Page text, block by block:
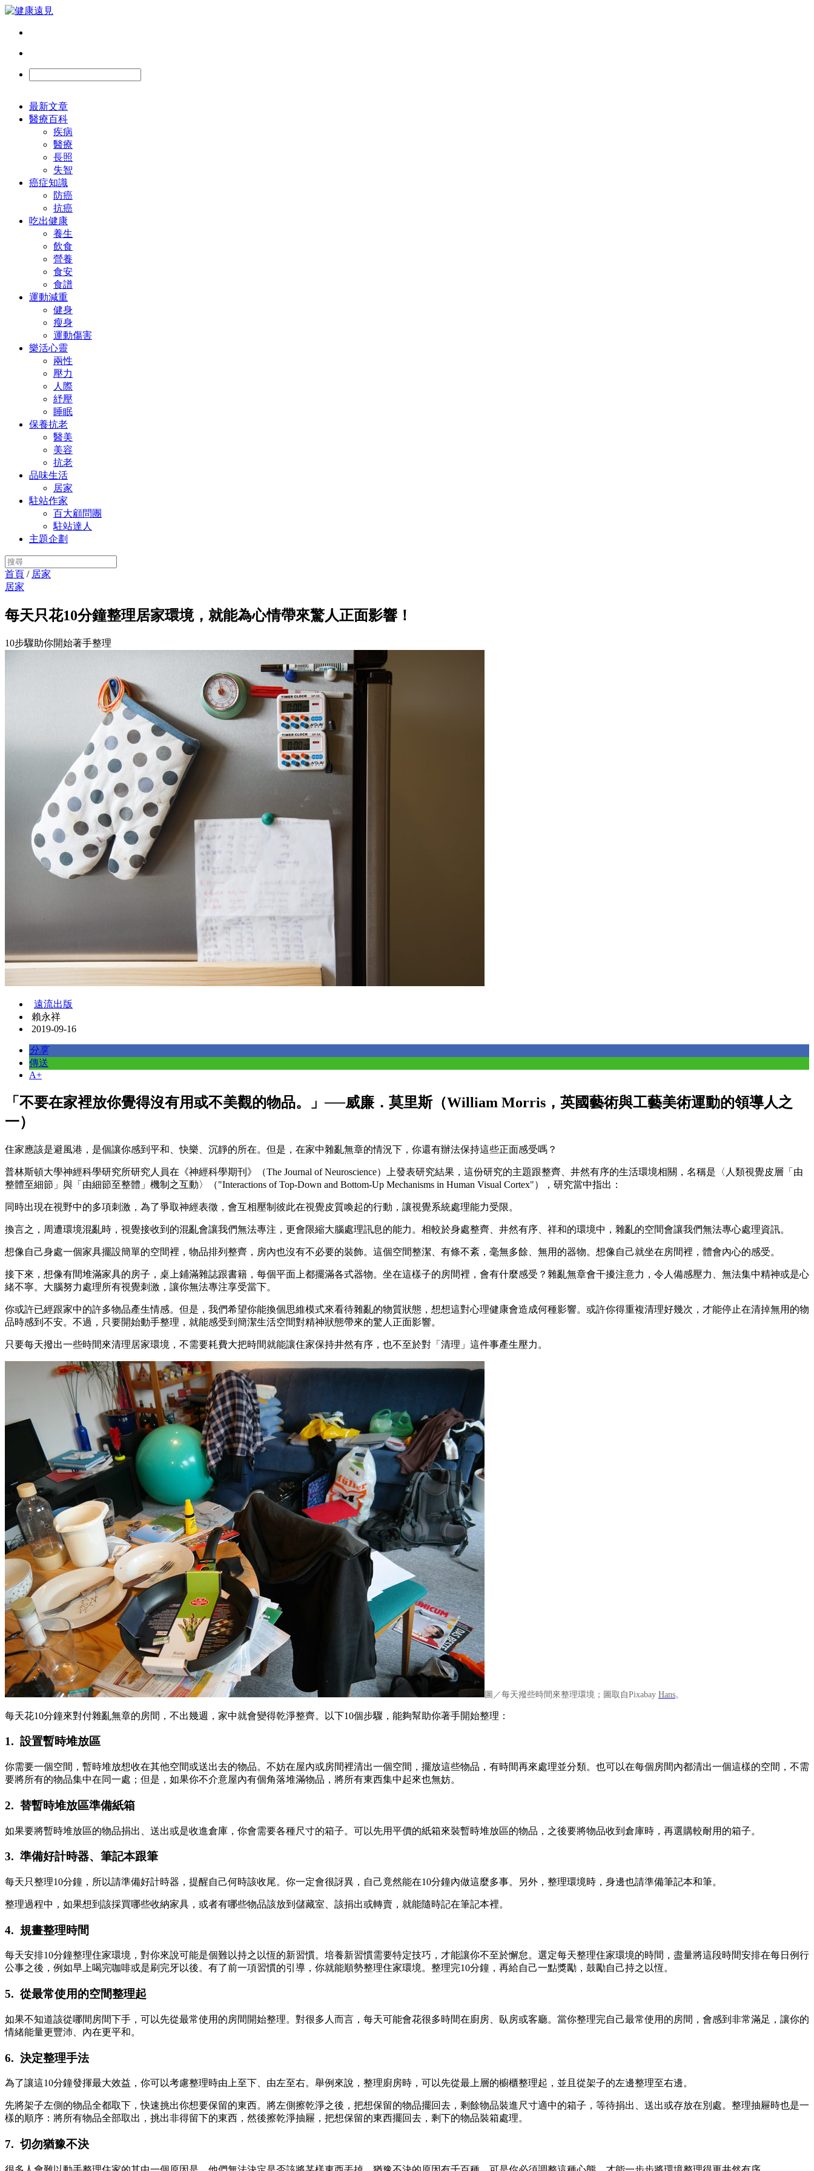
最新文章
醫療百科
疾病
醫療
長照
失智
癌症知識
防癌
抗癌
吃出健康
養生
飲食
營養
食安
食譜
運動減重
健身
瘦身
運動傷害
樂活心靈
兩性
壓力
人際
紓壓
睡眠
保養抗老
醫美
美容
抗老
品味生活
居家
駐站作家
百大顧問團
駐站達人
主題企劃
首頁 / 居家
居家
每天只花10分鐘整理居家環境，就能為心情帶來驚人正面影響！
10步驟助你開始著手整理
遠流出版
賴永祥
2019-09-16
分享
傳送
A+
「不要在家裡放你覺得沒有用或不美觀的物品。」──威廉．莫里斯（William Morris，英國藝術與工藝美術運動的領導人之
一）
住家應該是避風港，是個讓你感到平和、快樂、沉靜的所在。但是，在家中雜亂無章的情況下，你還有辦法保持這些正面感受嗎？
普林斯頓大學神經科學研究所研究人員在《神經科學期刊》（The Journal of Neuroscience）上發表研究結果，這份研究的主題跟整齊、井然有序的生活環境相關，名稱是〈人類視覺皮層「由
整體至細節」與「由細節至整體」機制之互動〉（"Interactions of Top-Down and Bottom-Up Mechanisms in Human Visual Cortex"），研究當中指出：
同時出現在視野中的多項刺激，為了爭取神經表徵，會互相壓制彼此在視覺皮質喚起的行動，讓視覺系統處理能力受限。
換言之，周遭環境混亂時，視覺接收到的混亂會讓我們無法專注，更會限縮大腦處理訊息的能力。相較於身處整齊、井然有序、祥和的環境中，雜亂的空間會讓我們無法專心處理資訊。
想像自己身處一個家具擺設簡單的空間裡，物品排列整齊，房內也沒有不必要的裝飾。這個空間整潔、有條不紊，毫無多餘、無用的器物。想像自己就坐在房間裡，體會內心的感受。
接下來，想像有間堆滿家具的房子，桌上鋪滿雜誌跟書籍，每個平面上都擺滿各式器物。坐在這樣子的房間裡，會有什麼感受？雜亂無章會干擾注意力，令人備感壓力、無法集中精神或是心
緒不寧。大腦努力處理所有視覺刺激，讓你無法專注享受當下。
你或許已經跟家中的許多物品產生情感。但是，我們希望你能換個思維模式來看待雜亂的物質狀態，想想這對心理健康會造成何種影響。或許你得重複清理好幾次，才能停止在清掉無用的物
品時感到不安。不過，只要開始動手整理，就能感受到簡潔生活空間對精神狀態帶來的驚人正面影響。
只要每天撥出一些時間來清理居家環境，不需要耗費大把時間就能讓住家保持井然有序，也不至於對「清理」這件事產生壓力。
圖／每天撥些時間來整理環境；圖取自Pixabay Hans。
每天花10分鐘來對付雜亂無章的房間，不出幾週，家中就會變得乾淨整齊。以下10個步驟，能夠幫助你著手開始整理：
1. 設置暫時堆放區
你需要一個空間，暫時堆放想收在其他空間或送出去的物品。不妨在屋內或房間裡清出一個空間，擺放這些物品，有時間再來處理並分類。也可以在每個房間內都清出一個這樣的空間，不需
要將所有的物品集中在同一處；但是，如果你不介意屋內有個角落堆滿物品，將所有東西集中起來也無妨。
2. 替暫時堆放區準備紙箱
如果要將暫時堆放區的物品捐出、送出或是收進倉庫，你會需要各種尺寸的箱子。可以先用平價的紙箱來裝暫時堆放區的物品，之後要將物品收到倉庫時，再選購較耐用的箱子。
3. 準備好計時器、筆記本跟筆
每天只整理10分鐘，所以請準備好計時器，提醒自己何時該收尾。你一定會很訝異，自己竟然能在10分鐘內做這麼多事。另外，整理環境時，身邊也請準備筆記本和筆。
整理過程中，如果想到該採買哪些收納家具，或者有哪些物品該放到儲藏室、該捐出或轉賣，就能隨時記在筆記本裡。
4. 規畫整理時間
每天安排10分鐘整理住家環境，對你來說可能是個難以持之以恆的新習慣。培養新習慣需要特定技巧，才能讓你不至於懈怠。選定每天整理住家環境的時間，盡量將這段時間安排在每日例行
公事之後，例如早上喝完咖啡或是刷完牙以後。有了前一項習慣的引導，你就能順勢整理住家環境。整理完10分鐘，再給自己一點獎勵，鼓勵自己持之以恆。
5. 從最常使用的空間整理起
如果不知道該從哪間房間下手，可以先從最常使用的房間開始整理。對很多人而言，每天可能會花很多時間在廚房、臥房或客廳。當你整理完自己最常使用的房間，會感到非常滿足，讓你的
情緒能量更豐沛、內在更平和。
6. 決定整理手法
為了讓這10分鐘發揮最大效益，你可以考慮整理時由上至下、由左至右。舉例來說，整理廚房時，可以先從最上層的櫥櫃整理起，並且從架子的左邊整理至右邊。
先將架子左側的物品全都取下，快速挑出你想要保留的東西。將左側擦乾淨之後，把想保留的物品擺回去，剩餘物品裝進尺寸適中的箱子，等待捐出、送出或存放在別處。整理抽屜時也是一
樣的順序：將所有物品全部取出，挑出非得留下的東西，然後擦乾淨抽屜，把想保留的東西擺回去，剩下的物品裝箱處理。
7. 切勿猶豫不決